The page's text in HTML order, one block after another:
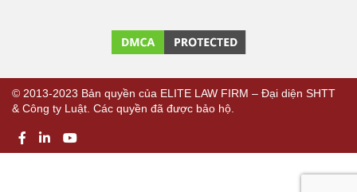
© 2013-2023 Bản quyền của ELITE LAW FIRM – Đại diện SHTT
& Công ty Luật. Các quyền đã được bảo hộ.